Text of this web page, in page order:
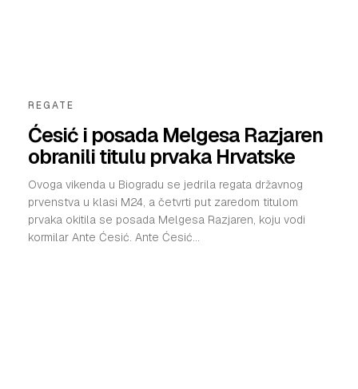
REGATE
Ćesić i posada Melgesa Razjaren
obranili titulu prvaka Hrvatske
Ovoga vikenda u Biogradu se jedrila regata državnog
prvenstva u klasi M24, a četvrti put zaredom titulom
prvaka okitila se posada Melgesa Razjaren, koju vodi
kormilar Ante Ćesić. Ante Ćesić...